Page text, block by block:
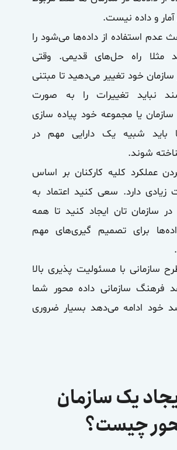
و داده نیست.
عدم استفاده از داده‌ها می‌شود را
مثلا راه حل‌های قدیمی. وقتی
سازمان خود تغییر می‌دهید تا مبتنی
نباید تغییرات را به صورت
سازمان یا مجموعه‌ خود پیاده سازی
باید شبیه یک دارایی مهم در
شوند.
عملکرد کلیه کارکنان بر اساس
زیادی دارد. سعی کنید اعتماد به
سازمان تان ایجاد کنید تا همه
برای تصمیم گیری‌های مهم
سازمانی با مسئولیت پذیری بالا
فرهنگ سازمانی داده محور شما
خود ادامه می‌دهد بسیار ضروری
یک سازمان
چیست؟